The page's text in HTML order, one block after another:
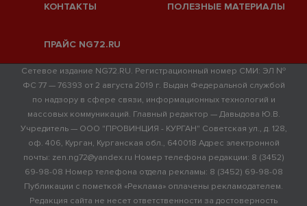
КОНТАКТЫ ПОЛЕЗНЫЕ МАТЕРИАЛЫ
ПРАЙС NG72.RU
Сетевое издание NG72.RU. Регистрационный номер СМИ: ЭЛ №
ФС 77 — 76393 от 2 августа 2019 г. Выдан Федеральной службой
по надзору в сфере связи, информационных технологий и
массовых коммуникаций. Главный редактор — Давыдова Ю.В.
Учредитель — ООО "ПРОВИНЦИЯ - КУРГАН" Советская ул., д. 128,
оф. 406, Курган, Курганская обл., 640018 Адрес электронной
почты: zen.ng72@yandex.ru Номер телефона редакции: 8 (3452)
69-98-08 Номер телефона отдела рекламы: 8 (3452) 69-98-08
Публикации с пометкой «Реклама» оплачены рекламодателем.
Редакция сайта не несет ответственности за достоверность